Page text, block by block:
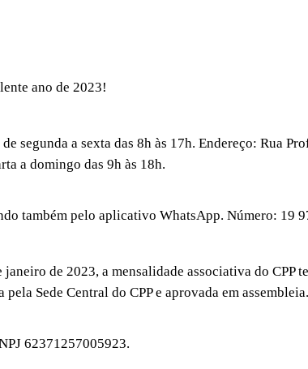
ano de 2023!
segunda a sexta das 8h às 17h. Endereço: Rua
a domingo das 9h às 18h.
também pelo aplicativo WhatsApp. Número: 19
de 2023, a mensalidade associativa do CPP
Sede Central do CPP e aprovada em
62371257005923.